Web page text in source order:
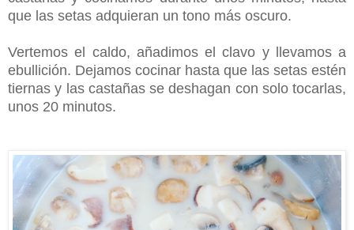
que las setas adquieran un tono más oscuro.
Vertemos el caldo, añadimos el clavo y llevamos a
ebullición. Dejamos cocinar hasta que las setas estén
tiernas y las castañas se deshagan con solo tocarlas,
unos 20 minutos.